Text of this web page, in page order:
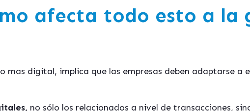
afecta todo esto a la
mas digital, implica que las empresas deben adaptarse a
no sólo los relacionados a nivel de transacciones,